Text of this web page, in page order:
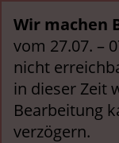
Wir machen
vom 27.07. –
nicht
in dieser Zeit
Bearbeitung
verzögern.